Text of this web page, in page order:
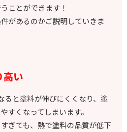
ことができます！
があるのかご説明していきま
い
塗料が伸びにくくなり、塗
すくなってしまいます。
ても、熱で塗料の品質が低下